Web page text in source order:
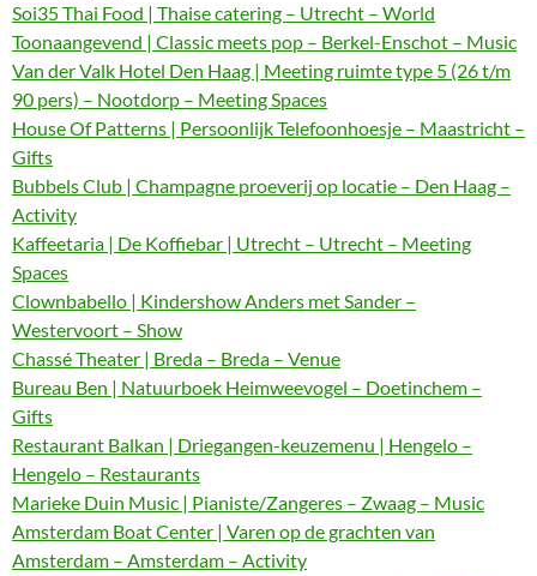
Soi35 Thai Food | Thaise catering – Utrecht – World
Toonaangevend | Classic meets pop – Berkel-Enschot – Music
Van der Valk Hotel Den Haag | Meeting ruimte type 5 (26 t/m
90 pers) – Nootdorp – Meeting Spaces
House Of Patterns | Persoonlijk Telefoonhoesje – Maastricht –
Gifts
Bubbels Club | Champagne proeverij op locatie – Den Haag –
Activity
Kaffeetaria | De Koffiebar | Utrecht – Utrecht – Meeting
Spaces
Clownbabello | Kindershow Anders met Sander –
Westervoort – Show
Chassé Theater | Breda – Breda – Venue
Bureau Ben | Natuurboek Heimweevogel – Doetinchem –
Gifts
Restaurant Balkan | Driegangen-keuzemenu | Hengelo –
Hengelo – Restaurants
Marieke Duin Music | Pianiste/Zangeres – Zwaag – Music
Amsterdam Boat Center | Varen op de grachten van
Amsterdam – Amsterdam – Activity